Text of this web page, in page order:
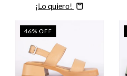
Comprar
46% OFF